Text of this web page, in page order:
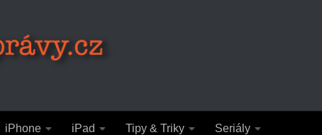
iPhone iPad Tipy & Triky Seriály